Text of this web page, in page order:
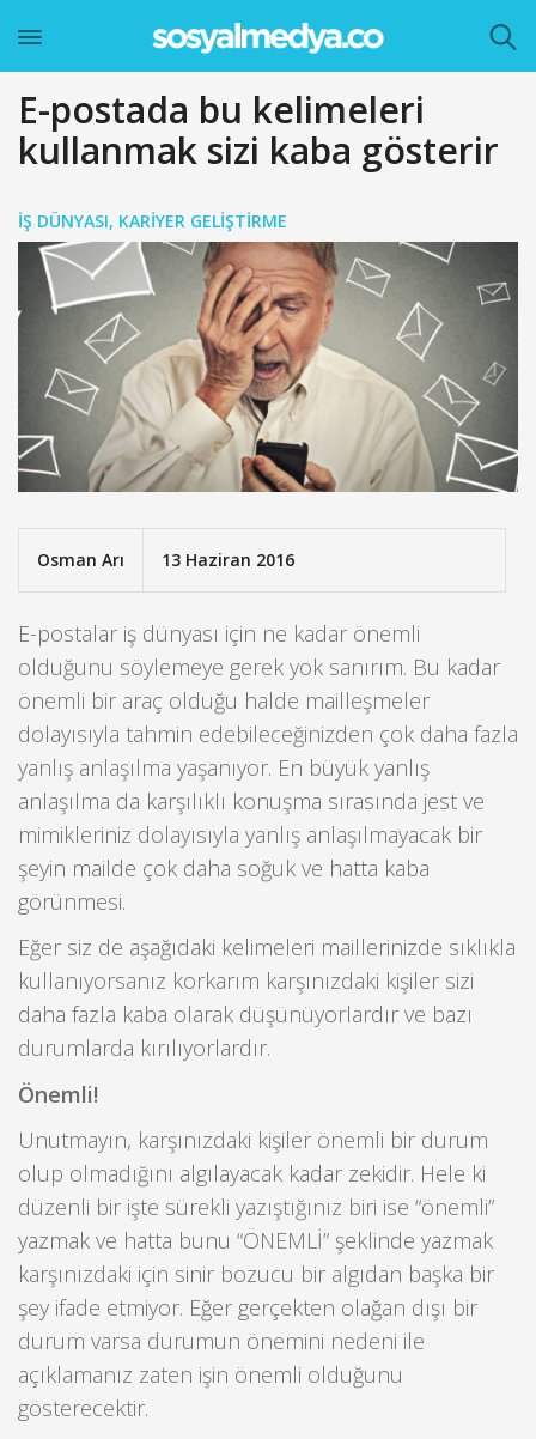
E-postada bu kelimeleri
kullanmak sizi kaba gösterir
İŞ DÜNYASI, KARIYER GELIŞTIRME
Osman Arı 13 Haziran 2016
E-postalar iş dünyası için ne kadar önemli
olduğunu söylemeye gerek yok sanırım. Bu kadar
önemli bir araç olduğu halde mailleşmeler
dolayısıyla tahmin edebileceğinizden çok daha fazla
yanlış anlaşılma yaşanıyor. En büyük yanlış
anlaşılma da karşılıklı konuşma sırasında jest ve
mimikleriniz dolayısıyla yanlış anlaşılmayacak bir
şeyin mailde çok daha soğuk ve hatta kaba
görünmesi.
Eğer siz de aşağıdaki kelimeleri maillerinizde sıklıkla
kullanıyorsanız korkarım karşınızdaki kişiler sizi
daha fazla kaba olarak düşünüyorlardır ve bazı
durumlarda kırılıyorlardır.
Önemli!
Unutmayın, karşınızdaki kişiler önemli bir durum
olup olmadığını algılayacak kadar zekidir. Hele ki
düzenli bir işte sürekli yazıştığınız biri ise “önemli”
yazmak ve hatta bunu “ÖNEMLİ” şeklinde yazmak
karşınızdaki için sinir bozucu bir algıdan başka bir
şey ifade etmiyor. Eğer gerçekten olağan dışı bir
durum varsa durumun önemini nedeni ile
açıklamanız zaten işin önemli olduğunu
gösterecektir.